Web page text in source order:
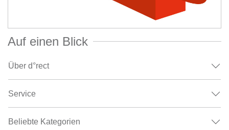
Auf einen Blick
Über d°rect
Service
Beliebte Kategorien